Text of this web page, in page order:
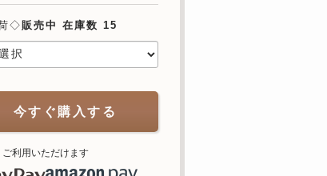
◇ 販売中 在庫数 15
今すぐ購入する
ご利用いただけます